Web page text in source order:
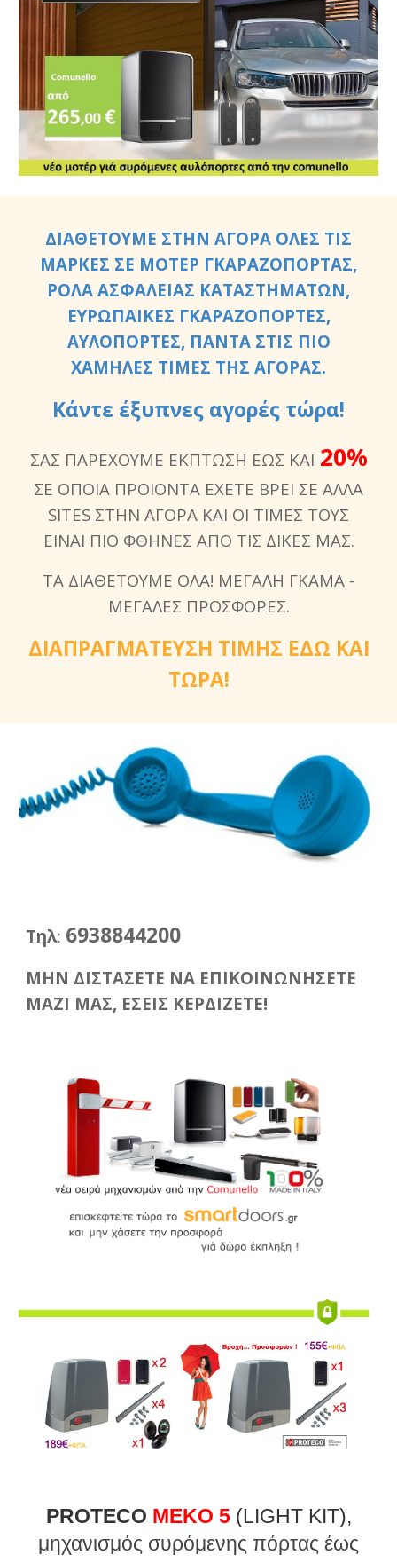
ΔΙΑΘΕΤΟΥΜΕ ΣΤΗΝ ΑΓΟΡΑ ΟΛΕΣ ΤΙΣ
ΜΑΡΚΕΣ ΣΕ ΜΟΤΕΡ ΓΚΑΡΑΖΟΠΟΡΤΑΣ,
ΡΟΛΑ ΑΣΦΑΛΕΙΑΣ ΚΑΤΑΣΤΗΜΑΤΩΝ,
ΕΥΡΩΠΑΙΚΕΣ ΓΚΑΡΑΖΟΠΟΡΤΕΣ,
ΑΥΛΟΠΟΡΤΕΣ, ΠΑΝΤΑ ΣΤΙΣ ΠΙΟ
ΧΑΜΗΛΕΣ ΤΙΜΕΣ ΤΗΣ ΑΓΟΡΑΣ.
Κάντε έξυπνες αγορές τώρα!
ΣΑΣ ΠΑΡΕΧΟΥΜΕ ΕΚΠΤΩΣΗ ΕΩΣ ΚΑΙ 20%
ΣΕ ΟΠΟΙΑ ΠΡΟΙΟΝΤΑ ΕΧΕΤΕ ΒΡΕΙ ΣΕ ΑΛΛΑ
SITES ΣΤΗΝ ΑΓΟΡΑ ΚΑΙ ΟΙ ΤΙΜΕΣ ΤΟΥΣ
ΕΙΝΑΙ ΠΙΟ ΦΘΗΝΕΣ ΑΠΟ ΤΙΣ ΔΙΚΕΣ ΜΑΣ.
ΤΑ ΔΙΑΘΕΤΟΥΜΕ ΟΛΑ! ΜΕΓΑΛΗ ΓΚΑΜΑ -
ΜΕΓΑΛΕΣ ΠΡΟΣΦΟΡΕΣ.
ΔΙΑΠΡΑΓΜΑΤΕΥΣΗ ΤΙΜΗΣ ΕΔΩ ΚΑΙ
ΤΩΡΑ!
Τηλ: 6938844200
ΜΗΝ ΔΙΣΤΑΣΕΤΕ ΝΑ ΕΠΙΚΟΙΝΩΝΗΣΕΤΕ
ΜΑΖΙ ΜΑΣ, ΕΣΕΙΣ ΚΕΡΔΙΖΕΤΕ!
PROTECO MEKO 5(LIGHT KIT),
μηχανισμός συρόμενης πόρτας έως